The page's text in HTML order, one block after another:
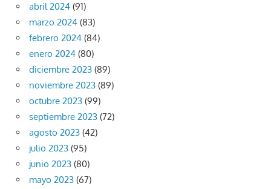
abril 2024 (91)
marzo 2024 (83)
febrero 2024 (84)
enero 2024 (80)
diciembre 2023 (89)
noviembre 2023 (89)
octubre 2023 (99)
septiembre 2023 (72)
agosto 2023 (42)
julio 2023 (95)
junio 2023 (80)
mayo 2023 (67)